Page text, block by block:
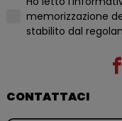
memorizzazione
CONTATTACI